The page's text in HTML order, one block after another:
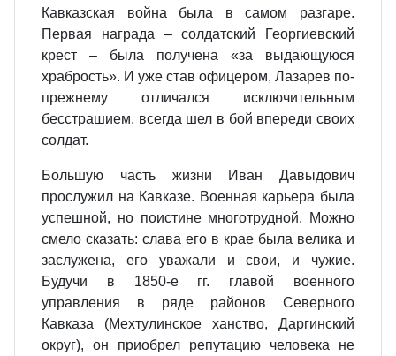
Кавказская война была в самом разгаре.
Первая награда – солдатский Георгиевский
крест – была получена «за выдающуюся
храбрость». И уже став офицером, Лазарев по-
прежнему отличался исключительным
бесстрашием, всегда шел в бой впереди своих
солдат.
Большую часть жизни Иван Давыдович
прослужил на Кавказе. Военная карьера была
успешной, но поистине многотрудной. Можно
смело сказать: слава его в крае была велика и
заслужена, его уважали и свои, и чужие.
Будучи в 1850-е гг. главой военного
управления в ряде районов Северного
Кавказа (Мехтулинское ханство, Даргинский
округ), он приобрел репутацию человека не